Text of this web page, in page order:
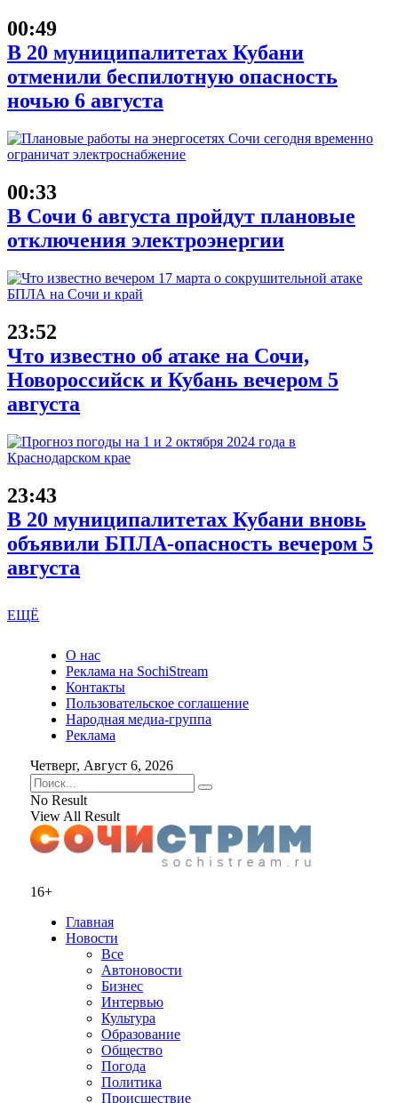
00:49
В 20 муниципалитетах Кубани
отменили беспилотную опасность
ночью 6 августа
00:33
В Сочи 6 августа пройдут плановые
отключения электроэнергии
23:52
Что известно об атаке на Сочи,
Новороссийск и Кубань вечером 5
августа
23:43
В 20 муниципалитетах Кубани вновь
объявили БПЛА-опасность вечером 5
августа
ЕЩЁ
О нас
Реклама на SochiStream
Контакты
Пользовательское соглашение
Народная медиа-группа
Реклама
Четверг, Август 6, 2026
No Result
View All Result
16+
Главная
Новости
Все
Автоновости
Бизнес
Интервью
Культура
Образование
Общество
Погода
Политика
Происшествие